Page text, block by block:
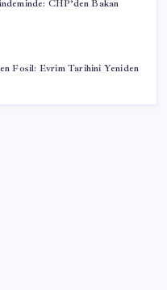
CHP’den Bakan
Fosil: Evrim Tarihini Yeniden